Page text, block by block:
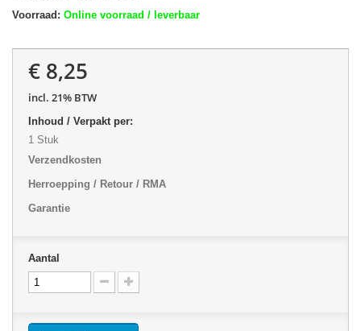
Voorraad: Online voorraad / leverbaar
€ 8,25
incl. 21% BTW
Inhoud / Verpakt per:
1 Stuk
Verzendkosten
Herroepping / Retour / RMA
Garantie
Aantal